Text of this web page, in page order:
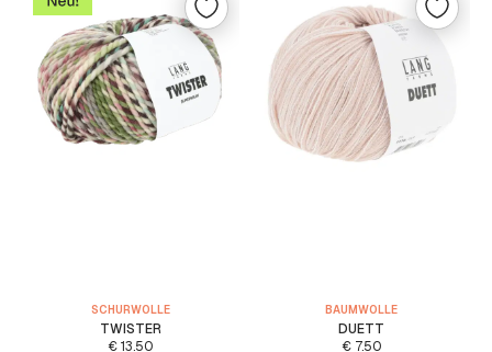
SCHURWOLLE
TWISTER
€13.50
BAUMWOLLE
DUETT
€7.50